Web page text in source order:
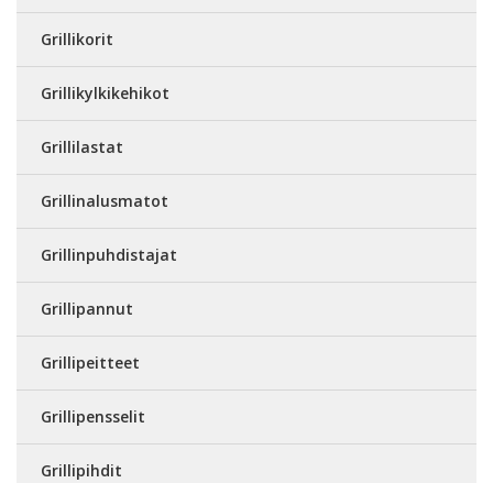
Grillikorit
Grillikylkikehikot
Grillilastat
Grillinalusmatot
Grillinpuhdistajat
Grillipannut
Grillipeitteet
Grillipensselit
Grillipihdit